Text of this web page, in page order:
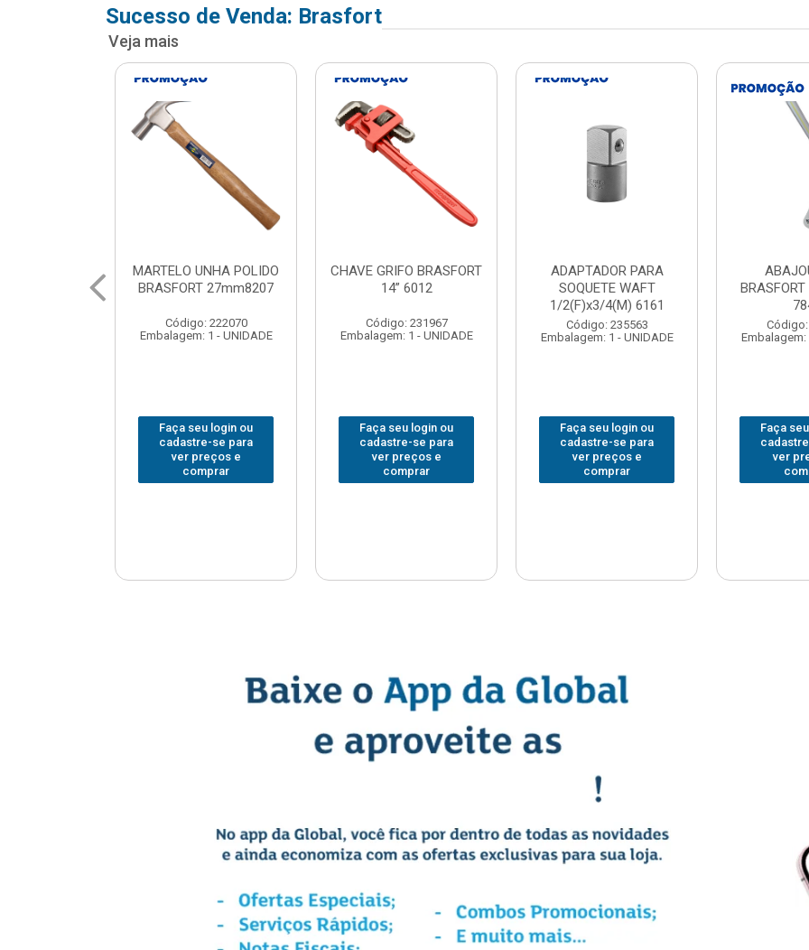
Sucesso de Venda: Brasfort
Veja mais
CHAVE GRIFO BRASFORT
14” 6012
Código: 231967
Embalagem: 1 - UNIDADE
Faça seu login ou
cadastre-se para
ver preços e
comprar
ADAPTADOR PARA
SOQUETE WAFT
Código: 235563
Embalagem: 1 - UNIDADE
Faça seu login ou
cadastre-se para
ver preços e
comprar
ABAJOUR LED
BRASFORT COB MESA
7844
Código: 310379
Embalagem: 1 - UNIDADE
Faça seu login ou
cadastre-se para
ver preços e
comprar
Faça
ver